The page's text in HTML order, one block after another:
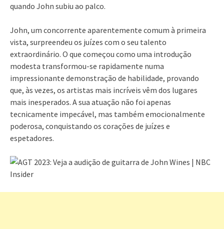
quando John subiu ao palco.
John, um concorrente aparentemente comum à primeira
vista, surpreendeu os juízes com o seu talento
extraordinário. O que começou como uma introdução
modesta transformou-se rapidamente numa
impressionante demonstração de habilidade, provando
que, às vezes, os artistas mais incríveis vêm dos lugares
mais inesperados. A sua atuação não foi apenas
tecnicamente impecável, mas também emocionalmente
poderosa, conquistando os corações de juízes e
espetadores.